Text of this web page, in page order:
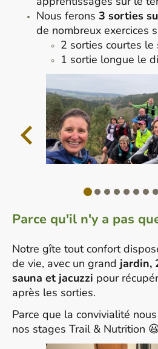
Nous ferons 3 sorties
de nombreux exercices
2 sorties courtes le
1 sortie longue le
Parce qu'il n'y a pas
Notre gîte tout confort
de vie, avec un grand jardin,
sauna et jacuzzi pour
après les sorties.
Parce que la convivialité
nos stages Trail & Nutrition